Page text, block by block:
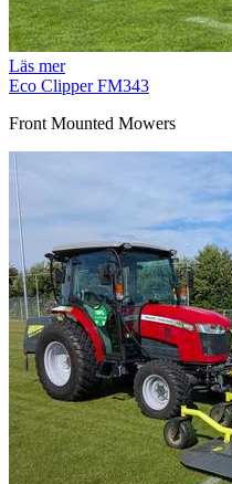
Läs mer
Eco Clipper FM343
Front Mounted Mowers